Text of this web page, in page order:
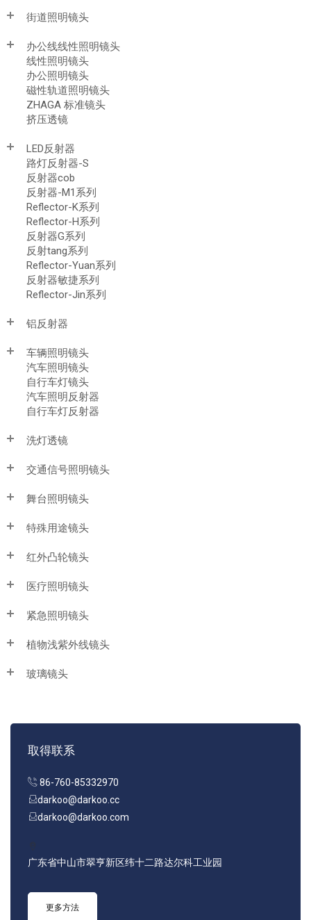
街道照明镜头
办公线线性照明镜头
线性照明镜头
办公照明镜头
磁性轨道照明镜头
ZHAGA 标准镜头
挤压透镜
LED反射器
路灯反射器-S
反射器cob
反射器-M1系列
Reflector-K系列
Reflector-H系列
反射器G系列
反射tang系列
Reflector-Yuan系列
反射器敏捷系列
Reflector-Jin系列
铝反射器
车辆照明镜头
汽车照明镜头
自行车灯镜头
汽车照明反射器
自行车灯反射器
洗灯透镜
交通信号照明镜头
舞台照明镜头
特殊用途镜头
红外凸轮镜头
医疗照明镜头
紧急照明镜头
植物浅紫外线镜头
玻璃镜头
取得联系
86-760-85332970
darkoo@darkoo.cc
darkoo@darkoo.com
广东省中山市翠亨新区纬十二路达尔科工业园
更多方法